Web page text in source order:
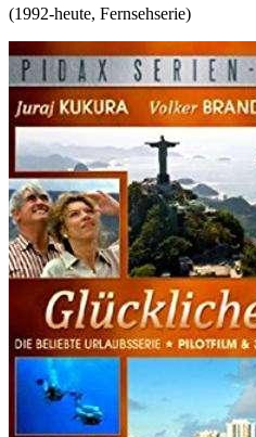
(1992-heute, Fernsehserie)